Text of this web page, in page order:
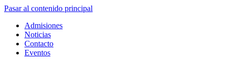
Pasar al contenido principal
Admisiones
Noticias
Contacto
Eventos